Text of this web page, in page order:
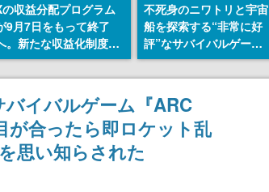
の収益分配プログラム
9月7日をもって終了
。新たな収益化制度
Original Content
Program」を
発表
不死身のニワトリと宇宙
船を探索する“非常に好
評”なサバイバルゲーム
『Breathedge』が無料
で配布中。入手できる期
間は8月10日まで
イバルゲーム『ARC
が合ったら即ロケット乱
思い知らされた